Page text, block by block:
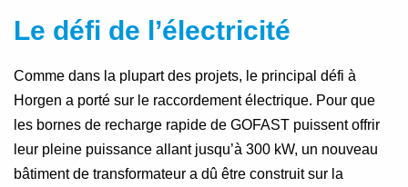
Le défi de l’électricité
Comme dans la plupart des projets, le principal défi à
Horgen a porté sur le raccordement électrique. Pour que
les bornes de recharge rapide de GOFAST puissent offrir
leur pleine puissance allant jusqu’à 300 kW, un nouveau
bâtiment de transformateur a dû être construit sur la